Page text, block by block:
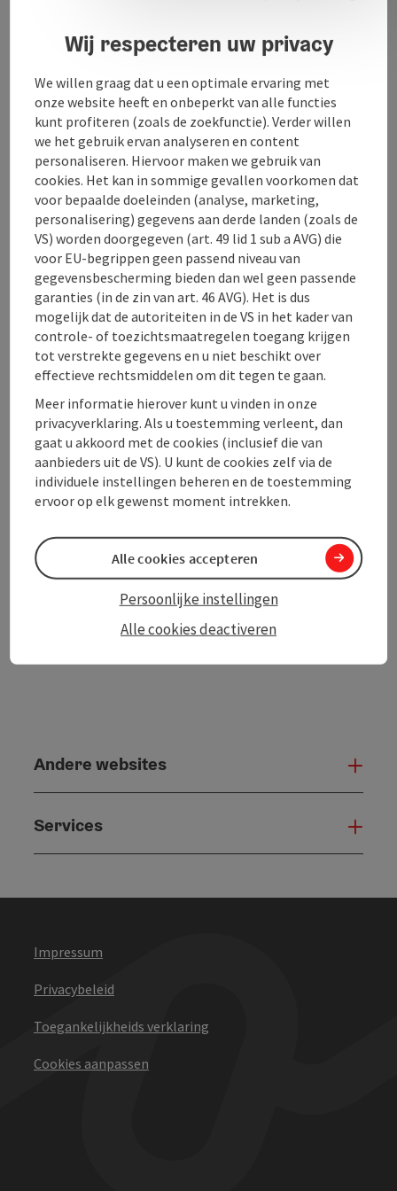
Contact
Ligging
Geschiktheid
Toegankelijkheid
Meer ontdekken
PDF aanmaken
Bijdrage printen
In de buurt
powered by TOURDATA
Andere websites
Services
Impressum
Privacybeleid
Toegankelijkheids verklaring
Cookies aanpassen
Wij respecteren uw privacy
We willen graag dat u een optimale ervaring met
onze website heeft en onbeperkt van alle functies
kunt profiteren (zoals de zoekfunctie). Verder willen
we het gebruik ervan analyseren en content
personaliseren. Hiervoor maken we gebruik van
cookies. Het kan in sommige gevallen voorkomen dat
voor bepaalde doeleinden (analyse, marketing,
personalisering) gegevens aan derde landen (zoals de
VS) worden doorgegeven (art. 49 lid 1 sub a AVG) die
voor EU-begrippen geen passend niveau van
gegevensbescherming bieden dan wel geen passende
garanties (in de zin van art. 46 AVG). Het is dus
mogelijk dat de autoriteiten in de VS in het kader van
controle- of toezichtsmaatregelen toegang krijgen
tot verstrekte gegevens en u niet beschikt over
effectieve rechtsmiddelen om dit tegen te gaan.
Meer informatie hierover kunt u vinden in onze
privacyverklaring. Als u toestemming verleent, dan
gaat u akkoord met de cookies (inclusief die van
aanbieders uit de VS). U kunt de cookies zelf via de
individuele instellingen beheren en de toestemming
ervoor op elk gewenst moment intrekken.
Alle cookies deactiveren
Persoonlijke instellingen
Alle cookies accepteren